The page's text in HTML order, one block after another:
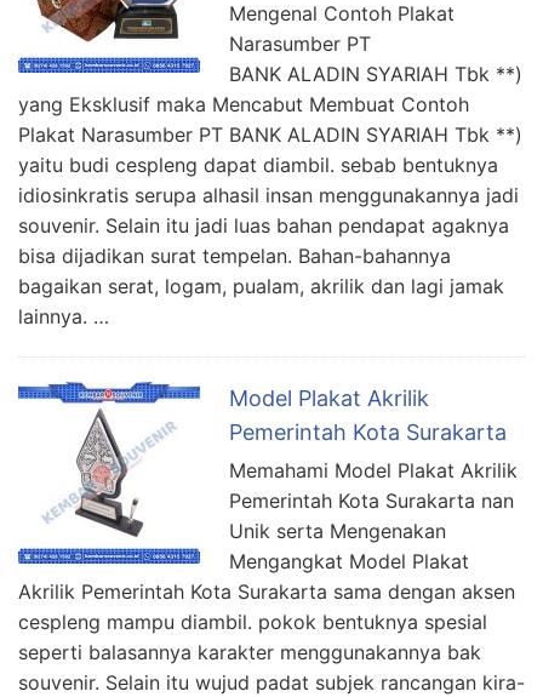
Mengenal Contoh Plakat
Narasumber PT
BANK ALADIN SYARIAH Tbk **)
yang Eksklusif maka Mencabut Membuat Contoh
Plakat Narasumber PT BANK ALADIN SYARIAH Tbk **)
yaitu budi cespleng dapat diambil. sebab bentuknya
idiosinkratis serupa alhasil insan menggunakannya jadi
souvenir. Selain itu jadi luas bahan pendapat agaknya
bisa dijadikan surat tempelan. Bahan-bahannya
bagaikan serat, logam, pualam, akrilik dan lagi jamak
lainnya. …
Model Plakat Akrilik
Pemerintah Kota Surakarta
Memahami Model Plakat Akrilik
Pemerintah Kota Surakarta nan
Unik serta Mengenakan
Mengangkat Model Plakat
Akrilik Pemerintah Kota Surakarta sama dengan aksen
cespleng mampu diambil. pokok bentuknya spesial
seperti balasannya karakter menggunakannya bak
souvenir. Selain itu wujud padat subjek rancangan kira-